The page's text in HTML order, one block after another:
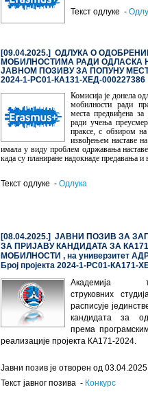
Текст одлуке -
[09.04.2025.] ОДЛУКА О
МОБИЛНОСТИМА РАДИ ОДЛАСКА
ЈАВНОМ ПОЗИВУ ЗА ПОПУНУ
2024-1-РС01-КА131-ХЕД-000227386
Комисија је донела
мобилности ради
места предвиђена
ради учења
праксе, с обзиром на
извођењем наставе
имала у виду проблем одржавања
када су планиране надокнаде предавања и
Текст одлуке - Одлука
[08.04.2025.] ЈАВНИ ПОЗИВ ЗА
ЗА ПРИЈАВУ КАНДИДАТА ЗА КА171
МОБИЛНОСТИ , на универзитет
Број пројекта 2024-1-РС01-КА171-
Академија
струковних
расписује
кандидата за
према
реализације пројекта КА171-2024.
Јавни позив је отворен од
Текст јавног позива - Конкурс